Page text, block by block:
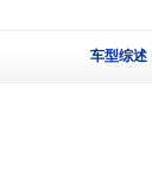
车型综述